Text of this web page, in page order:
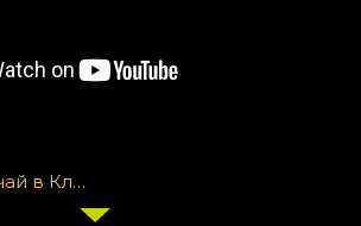
Віталій Волочай в Клубі Дилетантів #37